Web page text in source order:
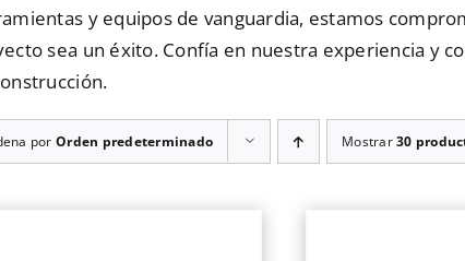
y equipos de vanguardia, estamos
sea un éxito. Confía en nuestra experiencia y
porOrden predeterminado Mostrar30